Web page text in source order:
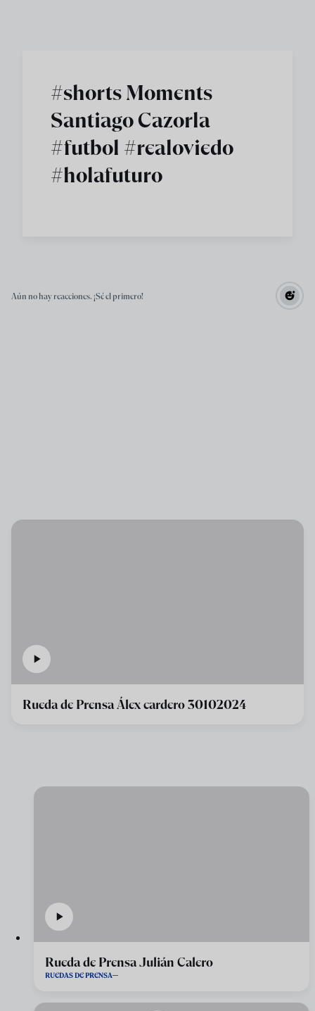
#shorts Moments
Santiago Cazorla
#futbol #realoviedo
#holafuturo
Aún no hay reacciones. ¡Sé el primero!
Rueda de Prensa Álex cardero 30102024
Rueda de Prensa Julián Calero
RUEDAS DE PRENSA